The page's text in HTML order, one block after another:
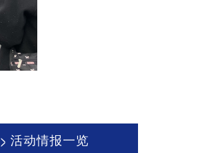
> 活动情报一览